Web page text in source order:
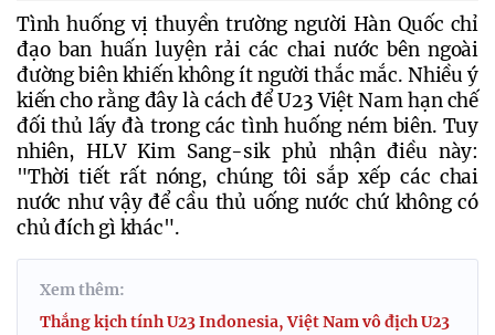
Tình huống vị thuyền trường người Hàn Quốc chỉ
đạo ban huấn luyện rải các chai nước bên ngoài
đường biên khiến không ít người thắc mắc. Nhiều ý
kiến cho rằng đây là cách để U23 Việt Nam hạn chế
đối thủ lấy đà trong các tình huống ném biên. Tuy
nhiên, HLV Kim Sang-sik phủ nhận điều này:
"Thời tiết rất nóng, chúng tôi sắp xếp các chai
nước như vậy để cầu thủ uống nước chứ không có
chủ đích gì khác".
Xem thêm:
Thắng kịch tính U23 Indonesia, Việt Nam vô địch U23